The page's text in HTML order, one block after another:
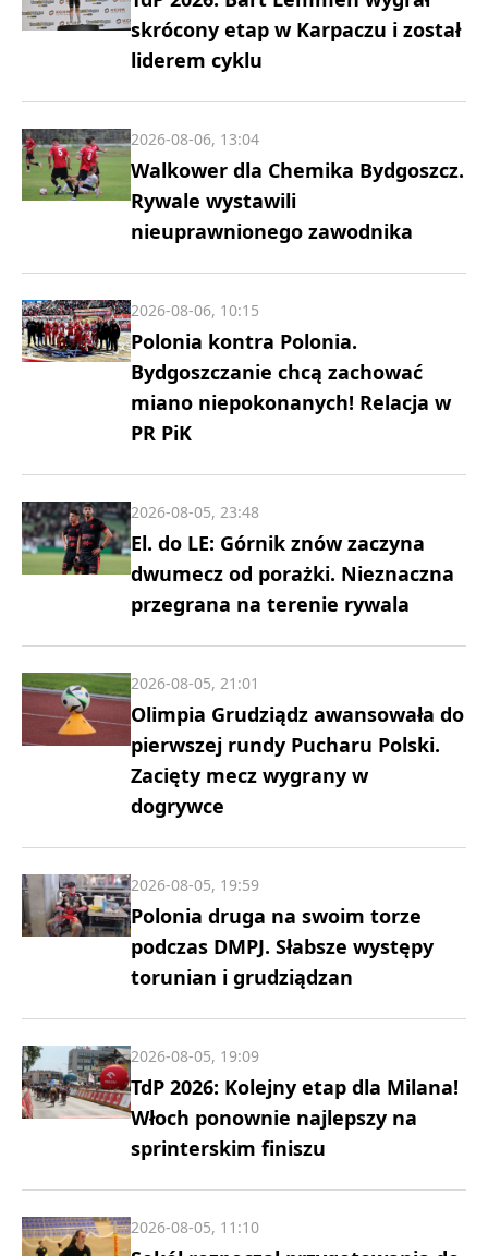
skrócony etap w Karpaczu i został
liderem cyklu
Walkower dla Chemika Bydgoszcz.
Rywale wystawili
nieuprawnionego zawodnika
2026-08-06, 13:04
Polonia kontra Polonia.
Bydgoszczanie chcą zachować
miano niepokonanych! Relacja w
PR PiK
2026-08-06, 10:15
El. do LE: Górnik znów zaczyna
dwumecz od porażki. Nieznaczna
przegrana na terenie rywala
2026-08-05, 23:48
Olimpia Grudziądz awansowała do
pierwszej rundy Pucharu Polski.
Zacięty mecz wygrany w
dogrywce
2026-08-05, 21:01
Polonia druga na swoim torze
podczas DMPJ. Słabsze występy
torunian i grudziądzan
2026-08-05, 19:59
TdP 2026: Kolejny etap dla Milana!
Włoch ponownie najlepszy na
sprinterskim finiszu
2026-08-05, 19:09
2026-08-05, 11:10